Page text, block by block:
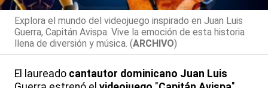
Explora el mundo del videojuego inspirado en Juan Luis
Guerra, Capitán Avispa. Vive la emoción de esta historia
llena de diversión y música. (ARCHIVO)
El laureado cantautor dominicano Juan Luis